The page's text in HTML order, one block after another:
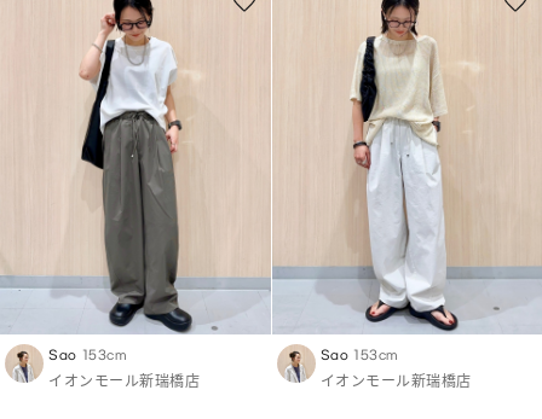
Sao 153cm
イオンモール新瑞橋店
Sao 153cm
イオンモール新瑞橋店